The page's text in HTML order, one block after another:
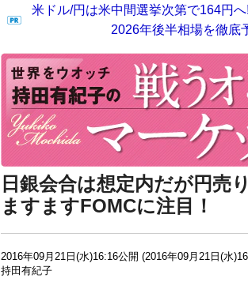
米ドル/円は米中間選挙次第で164円
2026年後半相場を徹底
日銀会合は想定内だが円売
ますますFOMCに注目！
2016年09月21日(水)16:16公開 (2016年09月21日(水
持田有紀子